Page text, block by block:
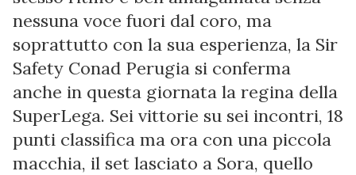
nessuna voce fuori dal coro, ma
soprattutto con la sua esperienza, la Sir
Safety Conad Perugia si conferma
anche in questa giornata la regina della
SuperLega. Sei vittorie su sei incontri, 18
punti classifica ma ora con una piccola
macchia, il set lasciato a Sora, quello